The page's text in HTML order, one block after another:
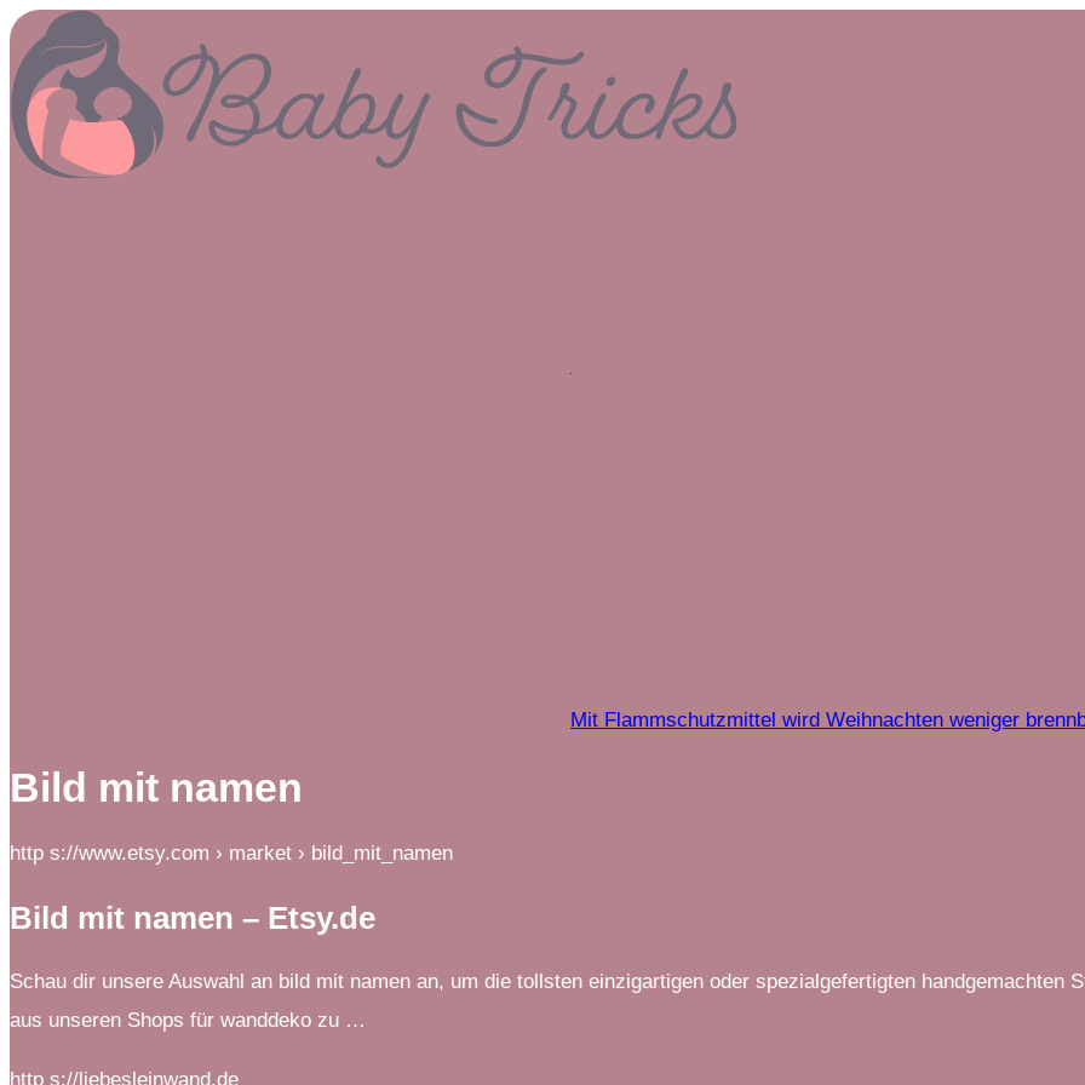
Mit Flammschutzmittel wird Weihnachten weniger
Bild mit namen
http s://www.etsy.com › market › bild_mit_namen
Bild mit namen – Etsy.de
Schau dir unsere Auswahl an bild mit namen an, um die tollsten einzigartigen oder spezialgefertigten handgemachten
aus unseren Shops für wanddeko zu …
http s://liebesleinwand.de